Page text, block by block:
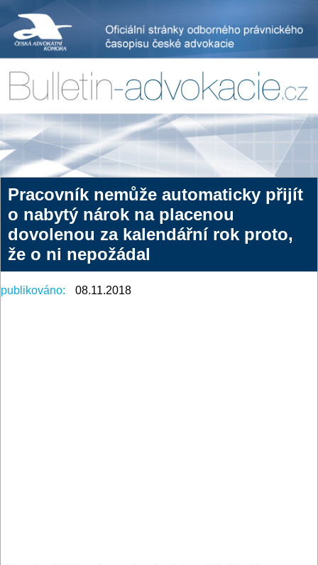
Pracovník nemůže automaticky přijít
o nabytý nárok na placenou
dovolenou za kalendářní rok proto,
že o ni nepožádal
publikováno: 08.11.2018